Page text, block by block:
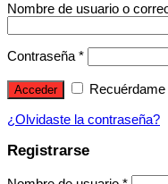
Nombre de usuario o
Contraseña*
Acceder Recuérdame
¿Olvidaste la contraseña?
Registrarse